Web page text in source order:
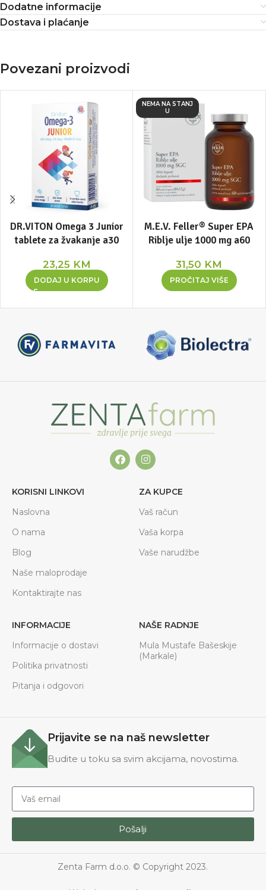
Dodatne informacije
Dostava i plaćanje
Povezani proizvodi
DR.VITON Omega 3 Junior
tablete za žvakanje a30
23,25 KM
DODAJ U KORPU
NEMA NA STANJ
U
M.E.V. Feller® Super EPA
Riblje ulje 1000 mg a60
31,50 KM
PROČITAJ VIŠE
KORISNI LINKOVI
Naslovna
O nama
Blog
Naše maloprodaje
Kontaktirajte nas
ZA KUPCE
Vaš račun
Vaša korpa
Vaše narudžbe
INFORMACIJE
Informacije o dostavi
Politika privatnosti
Pitanja i odgovori
NAŠE RADNJE
Mula Mustafe Bašeskije
(Markale)
Prijavite se na naš newsletter
Budite u toku sa svim akcijama, novostima.
Pošalji
Zenta Farm d.o.o. © Copyright 2023.